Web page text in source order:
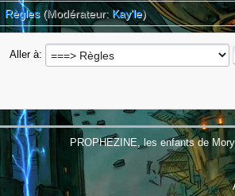
Règles (Modérateur: Kay'le)
Aller à
PROPHEZINE, les enfants de